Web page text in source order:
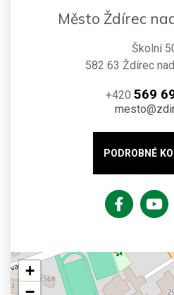
Město Ždírec
Školní
582 63 Ždírec
+420 569
PODROBNÉ
+